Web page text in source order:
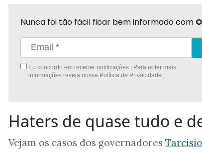
Nunca foi tão fácil ficar bem informado com
Eu concordo em receber notificações | Para obter mais
informações reveja nossa Política de Privacidade.
Haters de quase tudo e
Vejam os casos dos governadores